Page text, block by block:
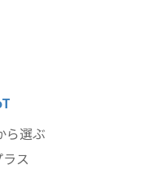
ら選ぶ
ス